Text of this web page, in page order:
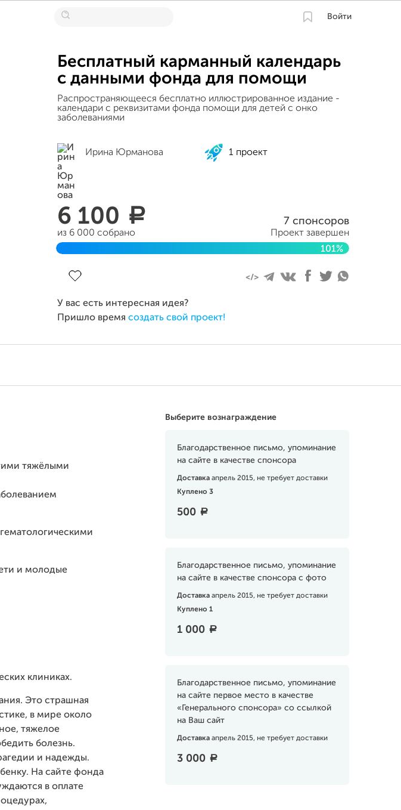
Войти
Бесплатный карманный календарь
с данными фонда для помощи
Распространяющееся бесплатно иллюстрированное издание -
календари с реквизитами фонда помощи для детей с онко
заболеваниями
Ирина Юрманова 1 проект
6 100 a
из 6 000 собрано
7 спонсоров
Проект завершен
101%
У вас есть интересная идея?
Пришло время создать свой проект!
Выберите вознаграждение
Благодарственное письмо, упоминание
на сайте в качестве спонсора
Доставка апрель 2015, не требует доставки
Куплено 3
500 a
Благодарственное письмо, упоминание
на сайте в качестве спонсора с фото
Доставка апрель 2015, не требует доставки
Куплено 1
1 000 a
Благодарственное письмо, упоминание
на сайте первое место в качестве
«Генерального спонсора» со ссылкой
на Ваш сайт
Доставка апрель 2015, не требует доставки
3 000 a
тяжёлыми
и молодые
клиниках.
Это страшная
в мире около
тяжелое
болезнь.
и надежды.
На сайте фонда
в оплате